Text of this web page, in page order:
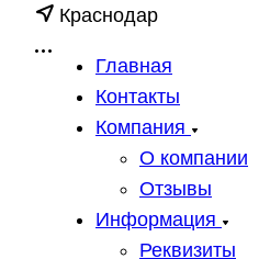
Краснодар
Главная
Контакты
Компания
О компании
Отзывы
Информация
Реквизиты